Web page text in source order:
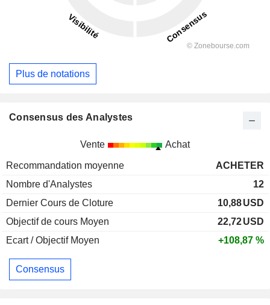
Plus de notations
Consensus des Analystes
Vente Achat
Recommandation moyenne
ACHETER
Nombre d'Analystes
12
Dernier Cours de Cloture
10,88USD
Objectif de cours Moyen
22,72USD
Ecart / Objectif Moyen
+108,87 %
Consensus